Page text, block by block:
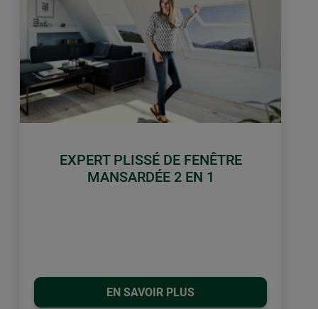
EXPERT PLISSÉ DE FENÊTRE
MANSARDÉE 2 EN 1
EN SAVOIR PLUS